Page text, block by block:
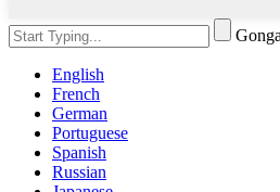
English
French
German
Portuguese
Spanish
Russian